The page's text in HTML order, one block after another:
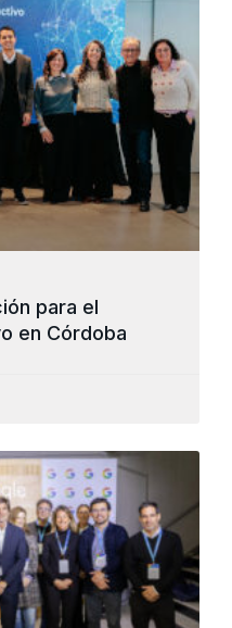
para el
en Córdoba